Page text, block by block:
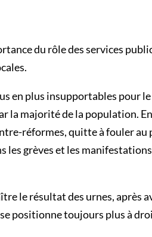
du rôle des services
en plus insupportables pour
la majorité de la population.
réformes, quitte à fouler au
les grèves et les
le résultat des urnes, après
positionne toujours plus à